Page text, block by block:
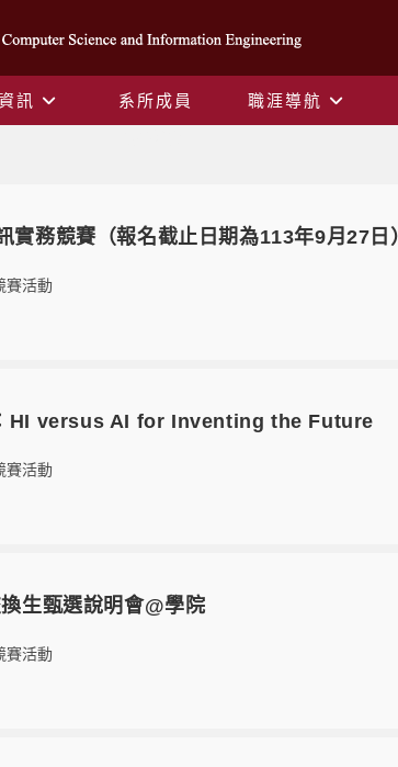
訊 系所成員
職涯導航
實務競賽（報名截止日期為113年9月27日
賽活動
HI versus AI for Inventing the Future
賽活動
生甄選說明會@學院
賽活動